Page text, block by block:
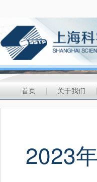
首页 | 关于我们 |
2023